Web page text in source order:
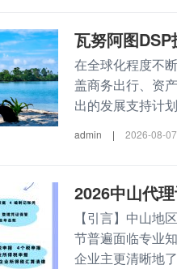
瓦努阿图
在全球化程度不
盖商务出行、资
出的发展支持计
admin | 2026-08-07
2026中山代
【引言】中山地
节普遍面临专业
企业主更清晰地